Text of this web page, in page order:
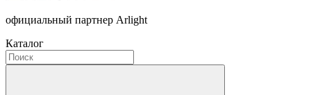
официальный партнер Arlight
Каталог